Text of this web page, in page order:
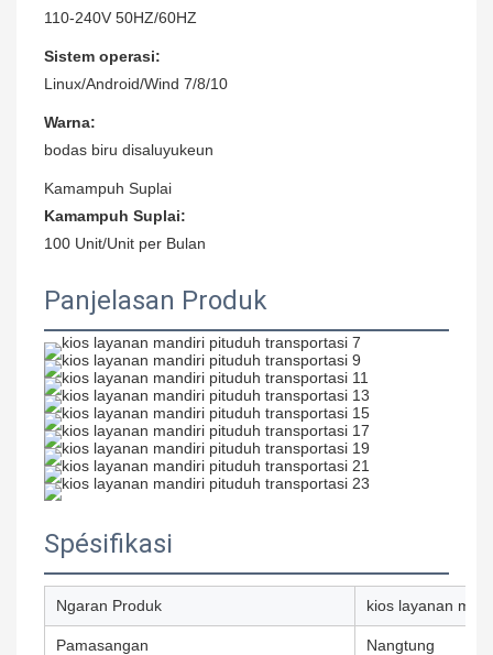
110-240V 50HZ/60HZ
Sistem operasi:
Linux/Android/Wind 7/8/10
Warna:
bodas biru disaluyukeun
Kamampuh Suplai
Kamampuh Suplai:
100 Unit/Unit per Bulan
Panjelasan Produk
Spésifikasi
Ngaran Produk kios layanan
Pamasangan Nangtung